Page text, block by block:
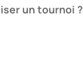
un tournoi ?